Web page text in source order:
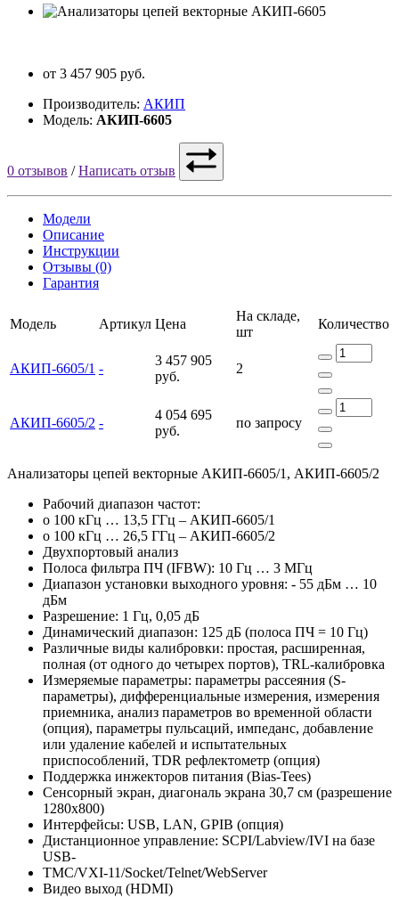
от 3 457 905 руб.
Производитель: АКИП
Модель: АКИП-6605
0 отзывов /Написать отзыв
Модели
Описание
Инструкции
Отзывы (0)
Гарантия
Модель Артикул Цена
На складе,
шт
Количество
АКИП-6605/1 -
3 457 905
руб.
2
АКИП-6605/2 -
4 054 695
руб.
по запросу
Анализаторы цепей векторные АКИП-6605/1, АКИП-6605/2
Рабочий диапазон частот:
o 100 кГц … 13,5 ГГц – АКИП-6605/1
o 100 кГц … 26,5 ГГц – АКИП-6605/2
Двухпортовый анализ
Полоса фильтра ПЧ (IFBW): 10 Гц … 3 МГц
Диапазон установки выходного уровня: - 55 дБм … 10
дБм
Разрешение: 1 Гц, 0,05 дБ
Динамический диапазон: 125 дБ (полоса ПЧ = 10 Гц)
Различные виды калибровки: простая, расширенная,
полная (от одного до четырех портов), TRL-калибровка
Измеряемые параметры: параметры рассеяния (S-
параметры), дифференциальные измерения, измерения
приемника, анализ параметров во временной области
(опция), параметры пульсаций, импеданс, добавление
или удаление кабелей и испытательных
приспособлений, TDR рефлектометр (опция)
Поддержка инжекторов питания (Bias-Tees)
Сенсорный экран, диагональ экрана 30,7 см (разрешение
1280x800)
Интерфейсы: USB, LAN, GPIB (опция)
Дистанционное управление: SCPI/Labview/IVI на базе
USB-
TMC/VXI-11/Socket/Telnet/WebServer
Видео выход (HDMI)